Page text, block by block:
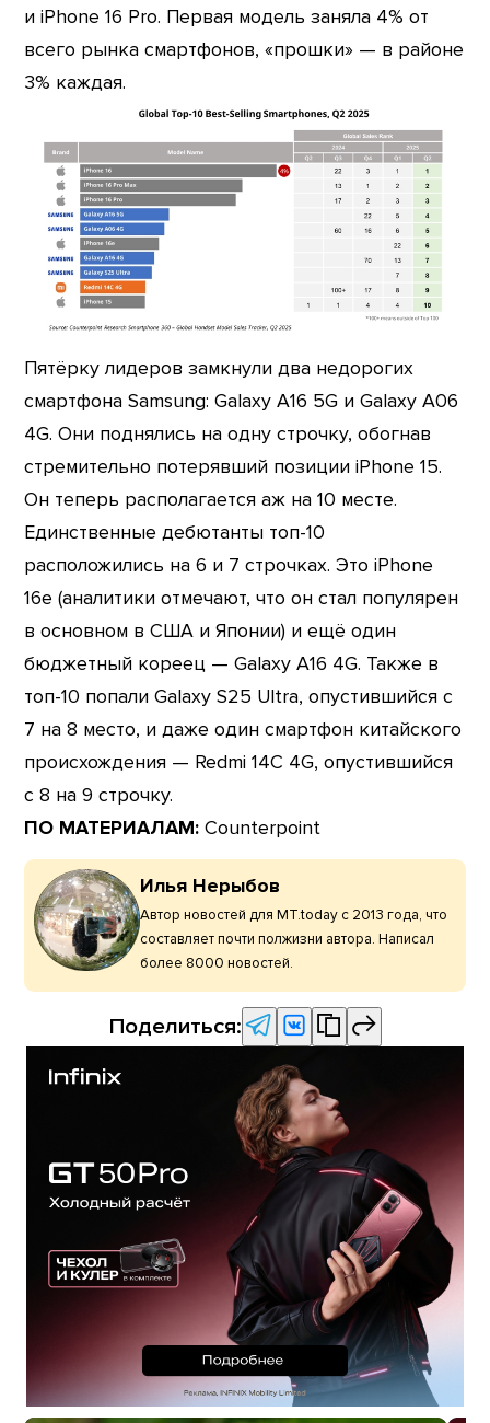
и iPhone 16 Pro. Первая модель заняла 4% от
всего рынка смартфонов, «прошки» — в районе
3% каждая.
Пятёрку лидеров замкнули два недорогих
смартфона Samsung: Galaxy A16 5G и Galaxy A06
4G. Они поднялись на одну строчку, обогнав
стремительно потерявший позиции iPhone 15.
Он теперь располагается аж на 10 месте.
Единственные дебютанты топ-10
расположились на 6 и 7 строчках. Это iPhone
16e (аналитики отмечают, что он стал популярен
в основном в США и Японии) и ещё один
бюджетный кореец — Galaxy A16 4G. Также в
топ-10 попали Galaxy S25 Ultra, опустившийся с
7 на 8 место, и даже один смартфон китайского
происхождения — Redmi 14C 4G, опустившийся
с 8 на 9 строчку.
ПО МАТЕРИАЛАМ: Counterpoint
Илья Нерыбов
Автор новостей для MT.today с 2013 года, что
составляет почти полжизни автора. Написал
более 8000 новостей.
Поделиться: